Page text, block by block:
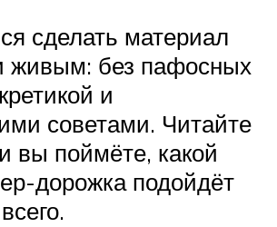
сделать материал
живым: без пафосных
и
советами. Читайте
поймёте, какой
дорожка подойдёт